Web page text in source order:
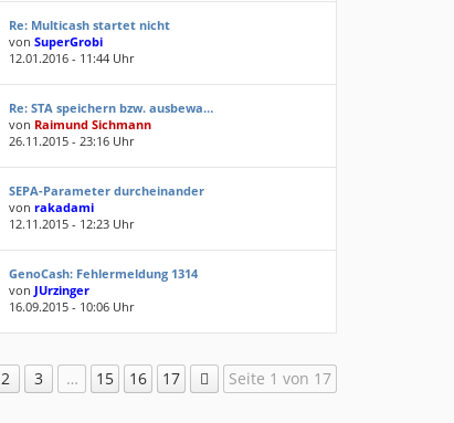
Re: Multicash startet nicht
vonSuperGrobi
12.01.2016 - 11:44 Uhr
Re: STA speichern bzw. ausbewa…
von Raimund Sichmann
26.11.2015 - 23:16 Uhr
SEPA-Parameter durcheinander
vonrakadami
12.11.2015 - 12:23 Uhr
GenoCash: Fehlermeldung 1314
von JUrzinger
16.09.2015 - 10:06 Uhr
2 3 … 15 16 17 Seite 1 von 17